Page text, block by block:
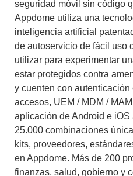
seguridad móvil sin código
Appdome utiliza una
inteligencia artificial
de autoservicio de fácil uso
utilizar para experimentar
estar protegidos contra
y cuenten con
accesos, UEM / MDM /
aplicación de Android e
25.000 combinaciones
kits, proveedores,
en Appdome. Más de 200
finanzas, salud, gobierno y